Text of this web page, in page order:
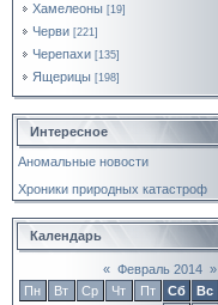
Хамелеоны [19]
Черви [221]
Черепахи [135]
Ящерицы [198]
Интересное
Аномальные новости
Хроники природных катастроф
Календарь
« Февраль 2014 »
Пн
Вт Ср Чт Пт Сб
Вс